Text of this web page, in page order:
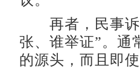
再者，民事诉
张、谁举证”。通
的源头，而且即